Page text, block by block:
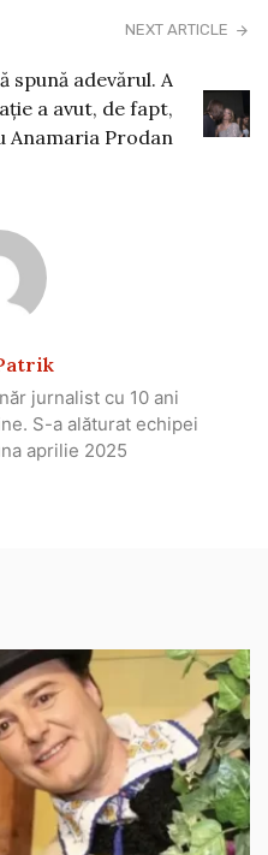
NEXT ARTICLE
spună adevărul. A
a avut, de fapt,
Anamaria Prodan
jurnalist cu 10 ani
S-a alăturat echipei
aprilie 2025